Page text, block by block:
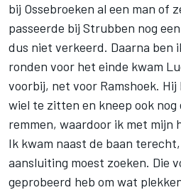
bij Ossebroeken al een man of
passeerde bij Strubben nog
dus niet verkeerd. Daarna ben
ronden voor het einde kwam
voorbij, net voor Ramshoek.
wiel te zitten en kneep ook nog
remmen, waardoor ik met mijn
Ik kwam naast de baan
aansluiting moest zoeken. Die
geprobeerd heb om wat